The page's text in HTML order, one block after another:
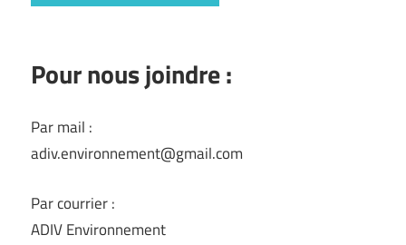
Pour nous joindre :
Par mail :
adiv.environnement@gmail.com
Par courrier :
ADIV Environnement